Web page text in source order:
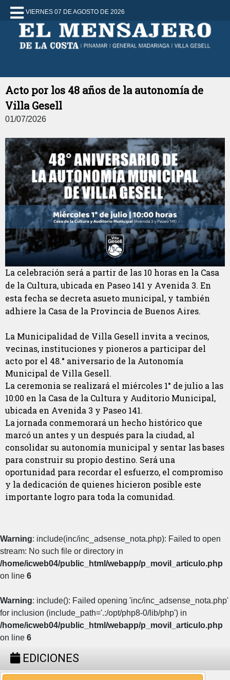
VIERNES 07 DE AGOSTO DE 2026
Acto por los 48 años de la autonomía de
Villa Gesell
01/07/2026
La celebración será a partir de las 10 horas en la Casa
de la Cultura, ubicada en Paseo 141 y Avenida 3. En
esta fecha se decreta asueto municipal, y también
adhiere la Casa de la Provincia de Buenos Aires.
La Municipalidad de Villa Gesell invita a vecinos,
vecinas, instituciones y pioneros a participar del
acto por el 48.° aniversario de la Autonomía
Municipal de Villa Gesell.
La ceremonia se realizará el miércoles 1° de julio a las
10:00 en la Casa de la Cultura y Auditorio Municipal,
ubicada en Avenida 3 y Paseo 141.
La jornada conmemorará un hecho histórico que
marcó un antes y un después para la ciudad, al
consolidar su autonomía municipal y sentar las bases
para construir su propio destino. Será una
oportunidad para recordar el esfuerzo, el compromiso
y la dedicación de quienes hicieron posible este
importante logro para toda la comunidad.
Warning: include(inc/inc_adsense_nota.php): Failed to open
stream: No such file or directory in
/home/icweb04/public_html/webapp/p_movil_articulo.php
on line 6
Warning: include(): Failed opening 'inc/inc_adsense_nota.php'
for inclusion (include_path='.:/opt/php8-0/lib/php') in
/home/icweb04/public_html/webapp/p_movil_articulo.php
on line 6
EDICIONES